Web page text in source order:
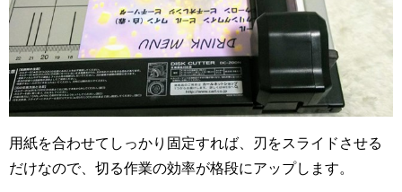
用紙を合わせてしっかり固定すれば、刃をスライドさせる
だけなので、切る作業の効率が格段にアップします。